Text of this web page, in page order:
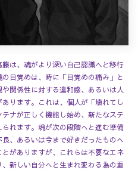
は、魂がより深い自己認識へと移行
目覚めは、時に「目覚めの痛み」と
関係性に対する違和感、あるいは人
ります。これは、個人が「壊れてし
ナが正しく機能し始め、新たなステ
れます。魂が次の段階へと進む準備
、あるいは今まで好きだったものへ
がありますが、これらは不要なエネ
新しい自分へと生まれ変わる為の重